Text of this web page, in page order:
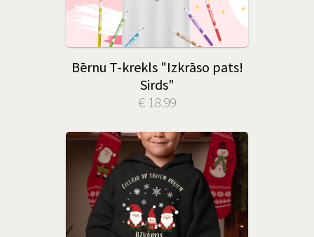
Bērnu T-krekls "Izkrāso pats!
Sirds"
€ 18.99